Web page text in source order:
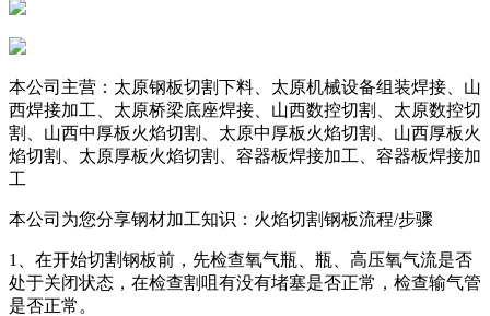
本公司主营：太原钢板切割下料、太原机械设备组装焊接、山
西焊接加工、太原桥梁底座焊接、山西数控切割、太原数控切
割、山西中厚板火焰切割、太原中厚板火焰切割、山西厚板火
焰切割、太原厚板火焰切割、容器板焊接加工、容器板焊接加
工
本公司为您分享钢材加工知识：火焰切割钢板流程/步骤
1、在开始切割钢板前，先检查氧气瓶、瓶、高压氧气流是否
处于关闭状态，在检查割咀有没有堵塞是否正常，检查输气管
是否正常。